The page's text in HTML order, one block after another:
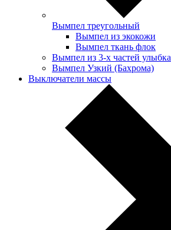
Вымпел треугольный
Вымпел из экокожи
Вымпел ткань флок
Вымпел из 3-х частей улыбка
Вымпел Узкий (Бахрома)
Выключатели массы